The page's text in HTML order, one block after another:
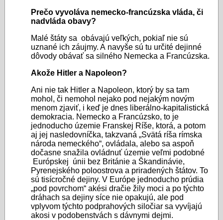
Prečo vyvoláva nemecko-francúzska vláda, či
nadvláda obavy?
Malé štáty sa obávajú veľkých, pokiaľ nie sú
uznané ich záujmy. A navyše sú tu určité dejinné
dôvody obávať sa silného Nemecka a Francúzska.
Akože Hitler a Napoleon?
Ani nie tak Hitler a Napoleon, ktorý by sa tam
mohol, či nemohol nejako pod nejakým novým
menom zjaviť, i keď je dnes liberálno-kapitalistická
demokracia. Nemecko a Francúzsko, to je
jednoducho územie Franskej Ríše, ktorá, a potom
aj jej nasledovníčka, takzvaná „Svätá ríša rímska
národa nemeckého“, ovládala, alebo sa aspoň
dočasne snažila ovládnuť územie veľmi podobné
Európskej únii bez Británie a Škandinávie,
Pyrenejského poloostrova a priradených štátov. To
sú tisícročné dejiny. V Európe jednoducho prúdia
„pod povrchom“ akési dračie žily moci a po týchto
dráhach sa dejiny síce nie opakujú, ale pod
vplyvom týchto podprahových siločiar sa vyvíjajú
akosi v podobenstvách s dávnymi dejmi.